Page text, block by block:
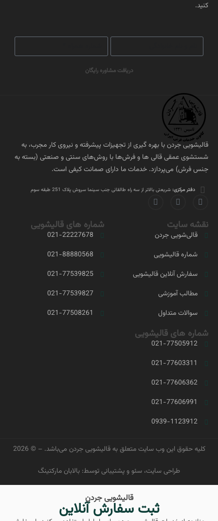
کنید.
دریافت مشاوره رایگان
قالیشویی جردن با بهره گیری از تجهیزات پیشرفته و نیروی کار مجرب، به
شستشوی عمقی قالی ها و فرش‌ها با روش‌های سنتی و صنعتی (بسته به
جنس فرش) می‌پردازد. خدمات ما دارای صمانت کیفی است.
دفتر مرکزی: شریعتی بالاتر از سه راه طالقانی جنب سینما سروش پلاک 251 طبقه سوم
نقشه سایت
قالی‌شویی جردن
شماره قالیشویی
سفارش آنلاین قالیشویی
مطالب آموزشی
سوالات متداول
شماره های قالیشویی
021-22227678
021-88880568
021-77539825
021-77539827
021-77508261
شماره های قالیشویی
021-77505912
021-77603311
021-77606362
021-77606991
0939-1123912
کلیه حقوق این وب سایت متعلق بهقالیشویی جردن می‌باشد. – © 2026
طراحی سایت، سئو و پشتیبانی توسط: بالابان مارکتینگ
قالیشویی جردن
ثبت سفارش آنلاین